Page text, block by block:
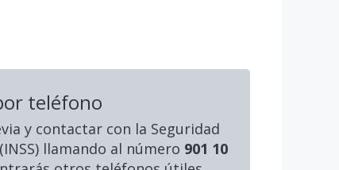
teléfono
y contactar con la Seguridad
llamando al número 901 10